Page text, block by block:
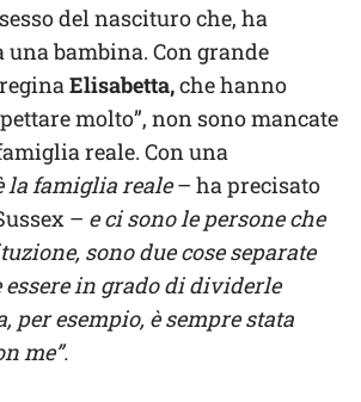
del nascituro che, ha
una bambina. Con grande
Elisabetta,che hanno
molto”, non sono mancate
reale. Con una
la famiglia reale– ha precisato
– e ci sono le persone che
sono due cose separate
essere in grado di dividerle
per esempio, è sempre stata
me”.